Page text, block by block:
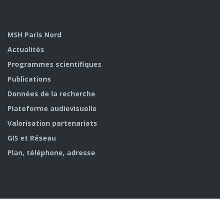
MSH Paris Nord
Actualités
Programmes scientifiques
Publications
Données de la recherche
Plateforme audiovisuelle
Valorisation partenariats
GIS et Réseau
Plan, téléphone, adresse